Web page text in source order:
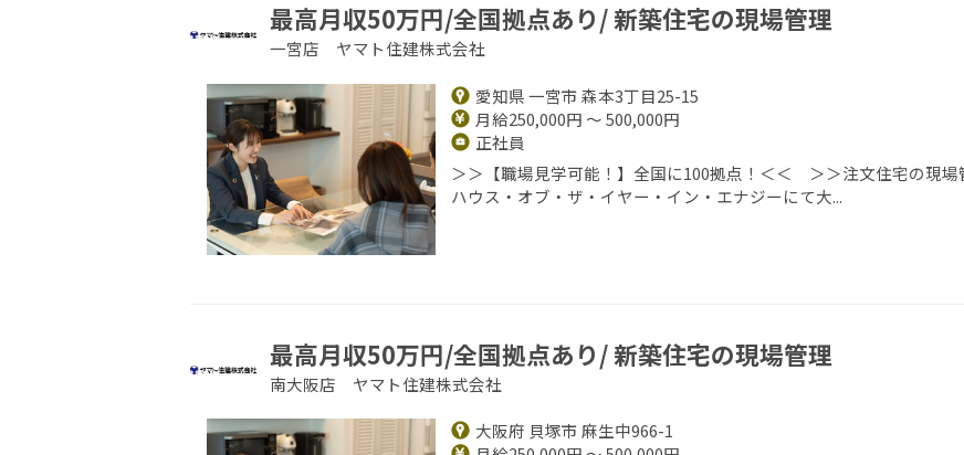
最高月収50万円/全国拠点あり/ 新築住宅の現場管理
一宮店 ヤマト住建株式会社
愛知県 一宮市 森本3丁目25-15
月給250,000円 ～ 500,000円
正社員
＞＞【職場見学可能！】全国に100拠点！＜＜ ＞＞注文住宅の現場
ハウス・オブ・ザ・イヤー・イン・エナジーにて大...
最高月収50万円/全国拠点あり/ 新築住宅の現場管理
南大阪店 ヤマト住建株式会社
大阪府 貝塚市 麻生中966-1